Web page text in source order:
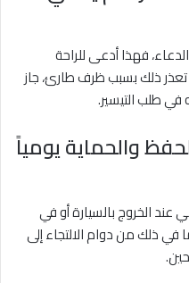
فهذا أدعى للراحة
تعذر ذلك بسبب ظرف طارئ، جاز
في طلب التيسير.
والحماية يومياً
الخروج بالسيارة أو في
في ذلك من دوام الالتجاء إلى